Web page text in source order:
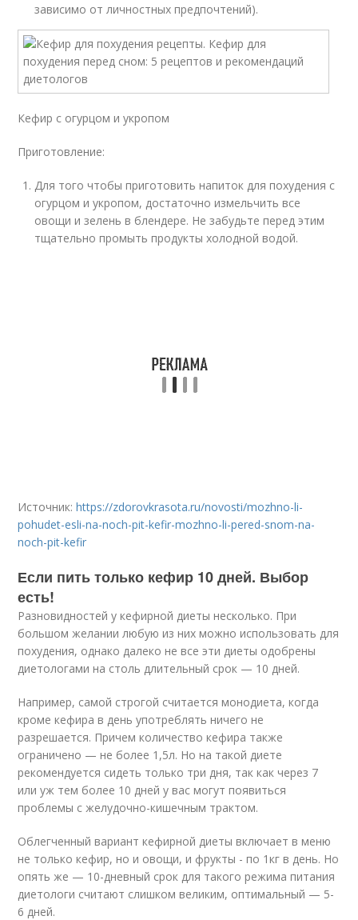
зависимо от личностных предпочтений).
Кефир с огурцом и укропом
Приготовление:
Для того чтобы приготовить напиток для похудения с
огурцом и укропом, достаточно измельчить все
овощи и зелень в блендере. Не забудьте перед этим
тщательно промыть продукты холодной водой.
Источник:https://zdorovkrasota.ru/novosti/mozhno-li-
pohudet-esli-na-noch-pit-kefir-mozhno-li-pered-snom-na-
noch-pit-kefir
Если пить только кефир 10 дней. Выбор
есть!
Разновидностей у кефирной диеты несколько. При
большом желании любую из них можно использовать для
похудения, однако далеко не все эти диеты одобрены
диетологами на столь длительный срок — 10 дней.
Например, самой строгой считается монодиета, когда
кроме кефира в день употреблять ничего не
разрешается. Причем количество кефира также
ограничено — не более 1,5л. Но на такой диете
рекомендуется сидеть только три дня, так как через 7
или уж тем более 10 дней у вас могут появиться
проблемы с желудочно-кишечным трактом.
Облегченный вариант кефирной диеты включает в меню
не только кефир, но и овощи, и фрукты - по 1кг в день. Но
опять же — 10-дневный срок для такого режима питания
диетологи считают слишком великим, оптимальный — 5-
6 дней.